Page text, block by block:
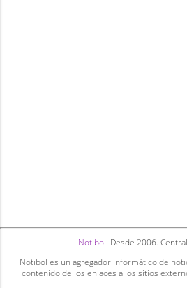
Notibol. Desde 2006.
Notibol es un agregador informático de
contenido de los enlaces a los sitios